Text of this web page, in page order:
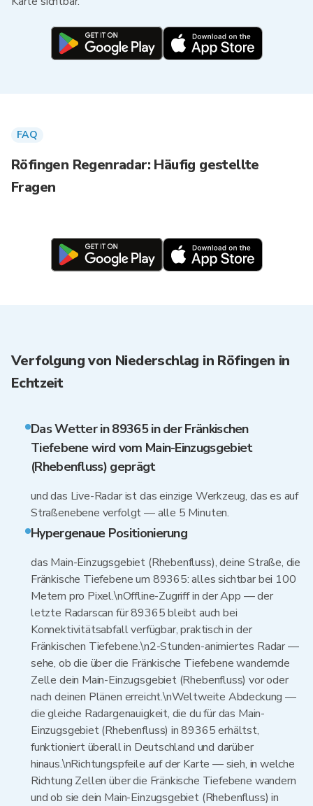
FAQ
Röfingen Regenradar: Häufig gestellte
Fragen
Verfolgung von Niederschlag in Röfingen in
Echtzeit
Das Wetter in 89365 in der Fränkischen
Tiefebene wird vom Main-Einzugsgebiet
(Rhebenfluss) geprägt
und das Live-Radar ist das einzige Werkzeug, das es auf
Straßenebene verfolgt — alle 5 Minuten.
Hypergenaue Positionierung
das Main-Einzugsgebiet (Rhebenfluss), deine Straße, die
Fränkische Tiefebene um 89365: alles sichtbar bei 100
Metern pro Pixel.\nOffline-Zugriff in der App — der
letzte Radarscan für 89365 bleibt auch bei
Konnektivitätsabfall verfügbar, praktisch in der
Fränkischen Tiefebene.\n2-Stunden-animiertes Radar —
sehe, ob die über die Fränkische Tiefebene wandernde
Zelle dein Main-Einzugsgebiet (Rhebenfluss) vor oder
nach deinen Plänen erreicht.\nWeltweite Abdeckung —
die gleiche Radargenauigkeit, die du für das Main-
Einzugsgebiet (Rhebenfluss) in 89365 erhältst,
funktioniert überall in Deutschland und darüber
hinaus.\nRichtungspfeile auf der Karte — sieh, in welche
Richtung Zellen über die Fränkische Tiefebene wandern
und ob sie dein Main-Einzugsgebiet (Rhebenfluss) in